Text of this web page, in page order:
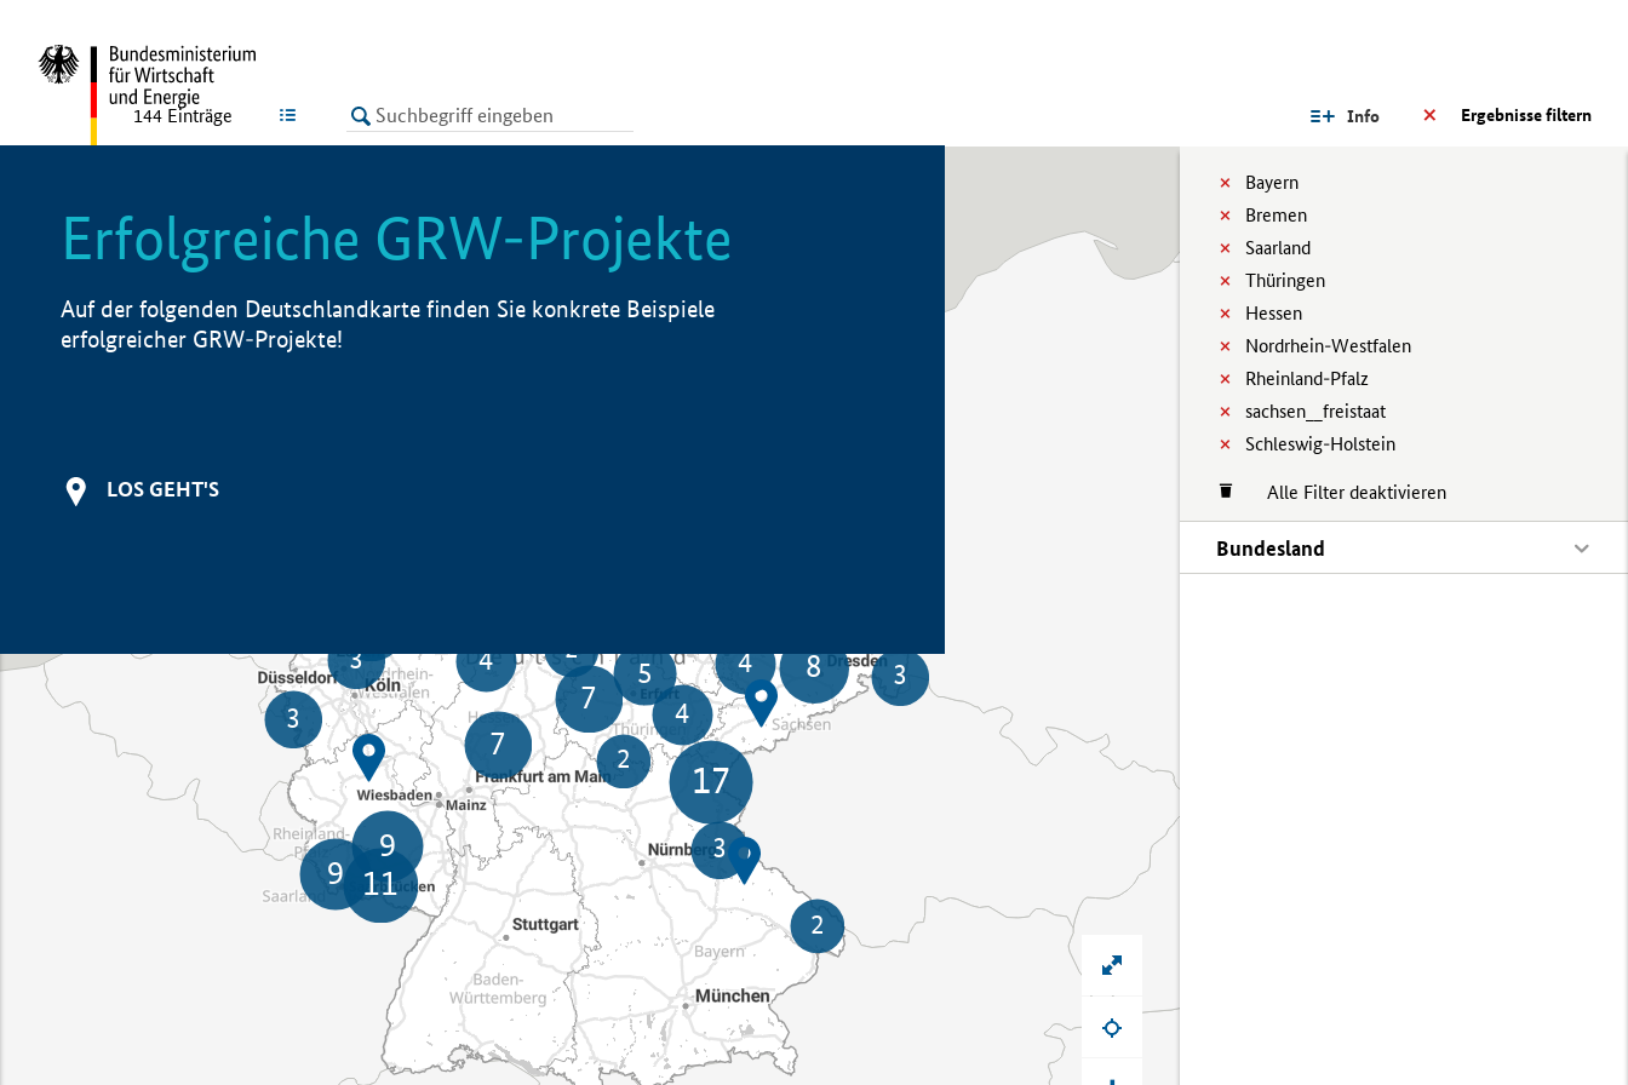
LISTE Ergebnisse filtern
Info
Bayern
Bremen
Saarland
Thüringen
Hessen
Nordrhein-Westfalen
Rheinland-Pfalz
sachsen__freistaat
Schleswig-Holstein
Alle Filter deaktivieren
Bundesland
144 Einträge
Erfolgreiche GRW-Projekte
Auf der folgenden Deutschlandkarte finden Sie konkrete Beispiele
erfolgreicher GRW-Projekte!
LOS GEHT'S